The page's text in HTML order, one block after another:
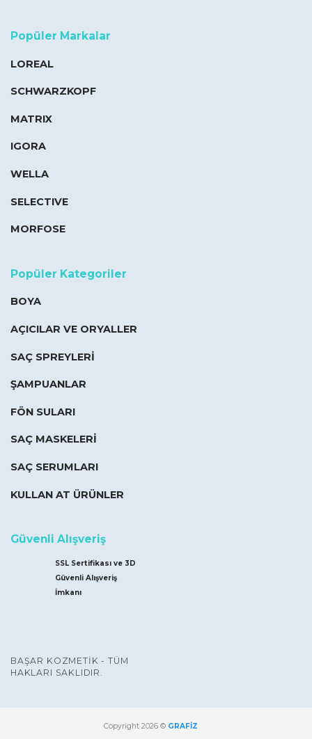
Popüler Markalar
LOREAL
SCHWARZKOPF
MATRIX
IGORA
WELLA
SELECTIVE
MORFOSE
Popüler Kategoriler
BOYA
AÇICILAR VE ORYALLER
SAÇ SPREYLERİ
ŞAMPUANLAR
FÖN SULARI
SAÇ MASKELERİ
SAÇ SERUMLARI
KULLAN AT ÜRÜNLER
Güvenli Alışveriş
SSL Sertifikası ve 3D
Güvenli Alışveriş
İmkanı
BAŞAR KOZMETİK - TÜM
HAKLARI SAKLIDIR.
Copyright 2026 © GRAFİZ